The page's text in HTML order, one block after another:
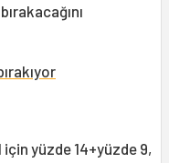
yüzde 14+yüzde 9,